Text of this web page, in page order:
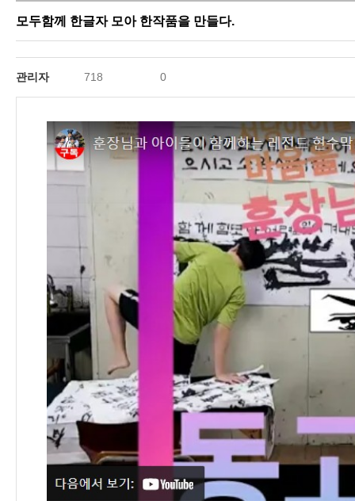
모두함께 한글자 모아 한작품을 만들다.
관리자 718 0